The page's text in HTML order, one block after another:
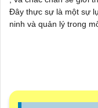
Đây thực sự là một sự
ninh và quản lý trong